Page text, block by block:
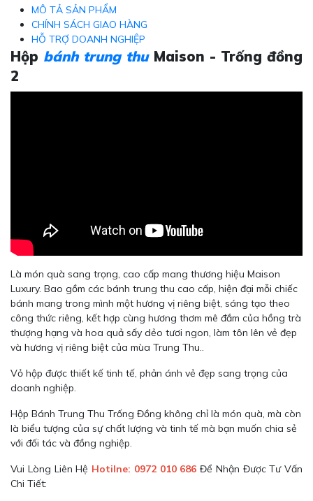
MÔ TẢ SẢN PHẨM
CHÍNH SÁCH GIAO HÀNG
HỖ TRỢ DOANH NGHIỆP
Hộp bánh trung thuMaison - Trống đồng
2
Là món quà sang trọng, cao cấp mang thương hiệu Maison
Luxury. Bao gồm các bánh trung thu cao cấp, hiện đại mỗi chiếc
bánh mang trong mình một hương vị riêng biệt, sáng tạo theo
công thức riêng, kết hợp cùng hương thơm mê đắm của hồng trà
thượng hạng và hoa quả sấy dẻo tươi ngon, làm tôn lên vẻ đẹp
và hương vị riêng biệt của mùa Trung Thu..
Vỏ hộp được thiết kế tinh tế, phản ánh vẻ đẹp sang trọng của
doanh nghiệp.
Hộp Bánh Trung Thu Trống Đồng không chỉ là món quà, mà còn
là biểu tượng của sự chất lượng và tinh tế mà bạn muốn chia sẻ
với đối tác và đồng nghiệp.
Vui Lòng Liên Hệ Hotilne: 0972 010 686 Để Nhận Được Tư Vấn
Chi Tiết: